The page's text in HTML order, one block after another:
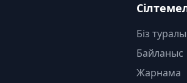
Біз туралы
Байланыс
Жарнама